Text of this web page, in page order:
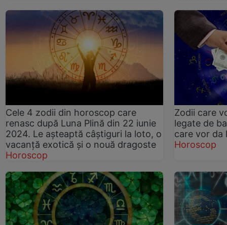
Cele 4 zodii din horoscop care
renasc după Luna Plină din 22 iunie
2024. Le așteaptă câștiguri la loto, o
vacanță exotică și o nouă dragoste
Horoscop
Zodii care
legate de
care vor da
Horoscop